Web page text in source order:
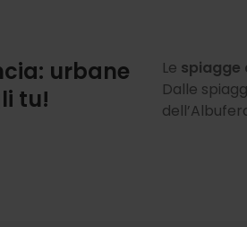
urbane
tu!
Le spiagge
Dalle